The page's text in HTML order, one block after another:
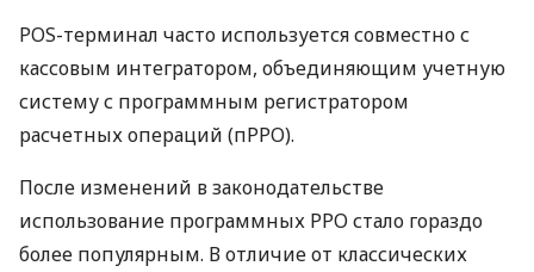
POS-терминал часто используется совместно с
кассовым интегратором, объединяющим учетную
систему с программным регистратором
расчетных операций (пРРО).
После изменений в законодательстве
использование программных РРО стало гораздо
более популярным. В отличие от классических